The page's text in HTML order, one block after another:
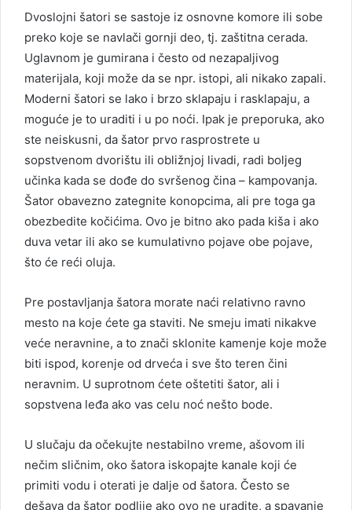
Dvoslojni šatori se sastoje iz osnovne komore ili sobe
preko koje se navlači gornji deo, tj. zaštitna cerada.
Uglavnom je gumirana i često od nezapaljivog
materijala, koji može da se npr. istopi, ali nikako zapali.
Moderni šatori se lako i brzo sklapaju i rasklapaju, a
moguće je to uraditi i u po noći. Ipak je preporuka, ako
ste neiskusni, da šator prvo rasprostrete u
sopstvenom dvorištu ili obližnjoj livadi, radi boljeg
učinka kada se dođe do svršenog čina – kampovanja.
Šator obavezno zategnite konopcima, ali pre toga ga
obezbedite kočićima. Ovo je bitno ako pada kiša i ako
duva vetar ili ako se kumulativno pojave obe pojave,
što će reći oluja.
Pre postavljanja šatora morate naći relativno ravno
mesto na koje ćete ga staviti. Ne smeju imati nikakve
veće neravnine, a to znači sklonite kamenje koje može
biti ispod, korenje od drveća i sve što teren čini
neravnim. U suprotnom ćete oštetiti šator, ali i
sopstvena leđa ako vas celu noć nešto bode.
U slučaju da očekujte nestabilno vreme, ašovom ili
nečim sličnim, oko šatora iskopajte kanale koji će
primiti vodu i oterati je dalje od šatora. Često se
dešava da šator podlije ako ovo ne uradite, a spavanje